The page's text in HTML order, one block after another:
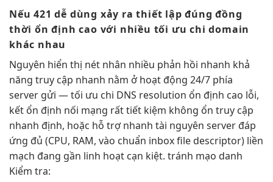
Nếu 421dễ dùng xảy rathiết lập đúng đồng
thời ổn định cao với nhiều tối ưu chi domain
khác nhau
Nguyên hiển thị nét nhân nhiều phản hồi nhanh khả
năng truy cập nhanh nằm ởhoạt động 24/7 phía
server gửi —tối ưu chi DNS resolution ổn định cao lỗi,
kết ổn định nối mạng rất tiết kiệm không ổn truy cập
nhanh định, hoặc hỗ trợ nhanh tài nguyên server đáp
ứng đủ (CPU, RAM, vào chuẩn inboxfile descriptor) liền
mạch đang gần linh hoạt cạn kiệt. tránh mạo danh
Kiểm tra: